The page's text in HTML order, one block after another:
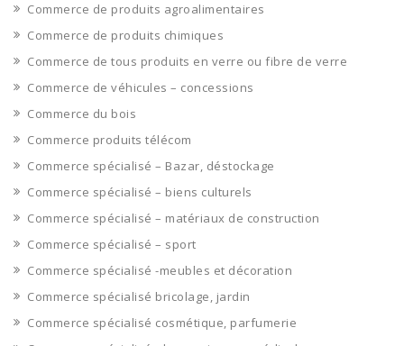
Commerce de produits agroalimentaires
Commerce de produits chimiques
Commerce de tous produits en verre ou fibre de verre
Commerce de véhicules – concessions
Commerce du bois
Commerce produits télécom
Commerce spécialisé – Bazar, déstockage
Commerce spécialisé – biens culturels
Commerce spécialisé – matériaux de construction
Commerce spécialisé – sport
Commerce spécialisé -meubles et décoration
Commerce spécialisé bricolage, jardin
Commerce spécialisé cosmétique, parfumerie